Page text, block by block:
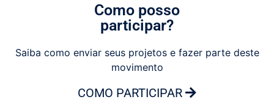
Como posso
participar?
Saiba como enviar seus projetos e fazer parte deste
movimento
COMO PARTICIPAR